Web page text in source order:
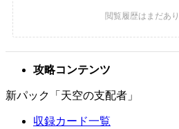
攻略コンテンツ
新パック「天空の支配者」
収録カード一覧